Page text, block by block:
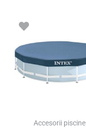
Accesorii piscine